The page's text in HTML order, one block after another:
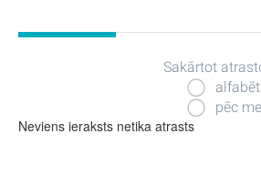
Sakārtot
pēc
Neviens ieraksts netika atrasts